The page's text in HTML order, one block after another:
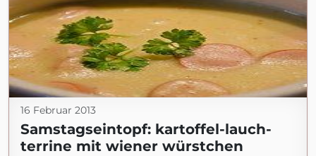
16 Februar 2013
Samstagseintopf: kartoffel-lauch-
terrine mit wiener würstchen